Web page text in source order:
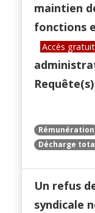
maintien
fonctions
Accès gratuit
Requête(s)
Rémunération
Décharge
Un refus
syndicale